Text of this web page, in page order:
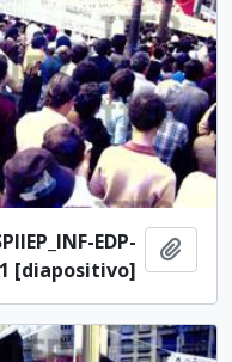
EDP-
[diapositivo]